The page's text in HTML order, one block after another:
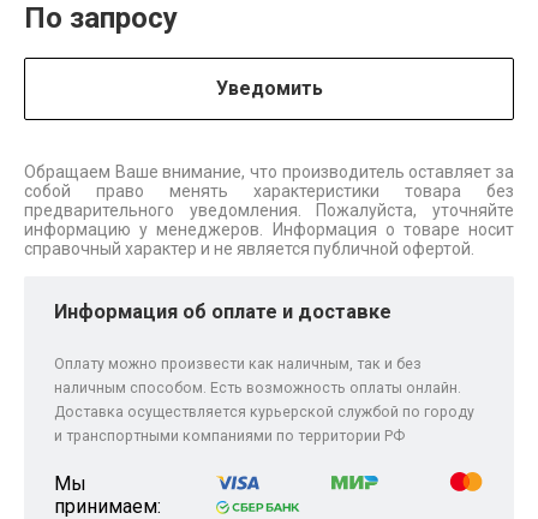
По запросу
Уведомить
Обращаем Ваше внимание, что производитель оставляет за
собой право менять характеристики товара без
предварительного уведомления. Пожалуйста, уточняйте
информацию у менеджеров. Информация о товаре носит
справочный характер и не является публичной офертой.
Информация об оплате и доставке
Оплату можно произвести как наличным, так и без
наличным способом. Есть возможность оплаты онлайн.
Доставка осуществляется курьерской службой по городу
и транспортными компаниями по территории РФ
Мы
принимаем: